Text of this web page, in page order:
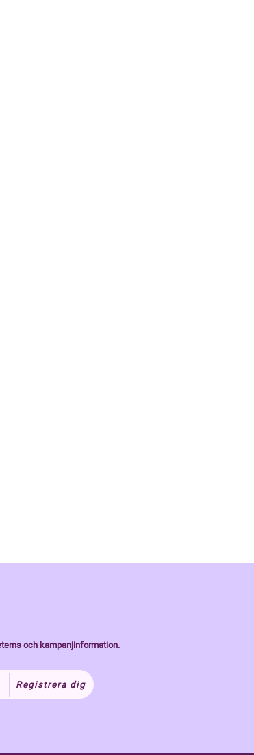
och kampanjinformation.
Registrera dig